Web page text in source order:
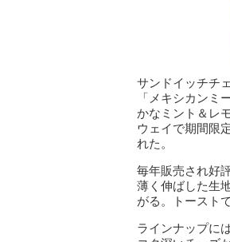
サンドイッチチ
「メキシカン
かなミント＆レ
ウェイで期間限
れた。
毎年販売され好
薄く伸ばした生
がる。トースト
ラインナップに